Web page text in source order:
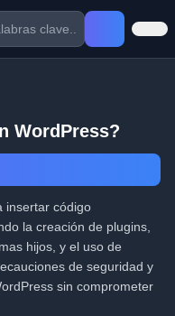
WordPress?
insertar código
la creación de plugins,
hijos, y el uso de
de seguridad y
sin comprometer